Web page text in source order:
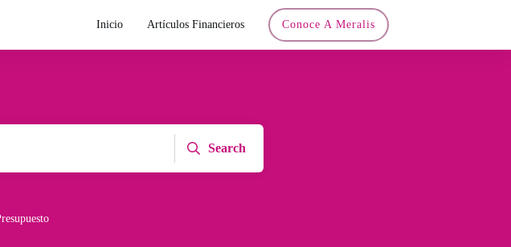
Inicio Artículos Financieros Conoce A Meralis
Search